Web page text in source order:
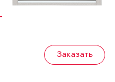
Заказать